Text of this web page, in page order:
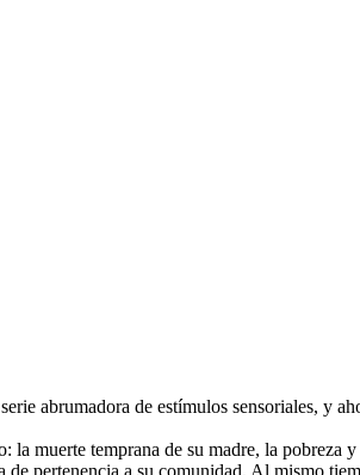
abrumadora de estímulos sensoriales, y
muerte temprana de su madre, la
pertenencia a su comunidad. Al mismo